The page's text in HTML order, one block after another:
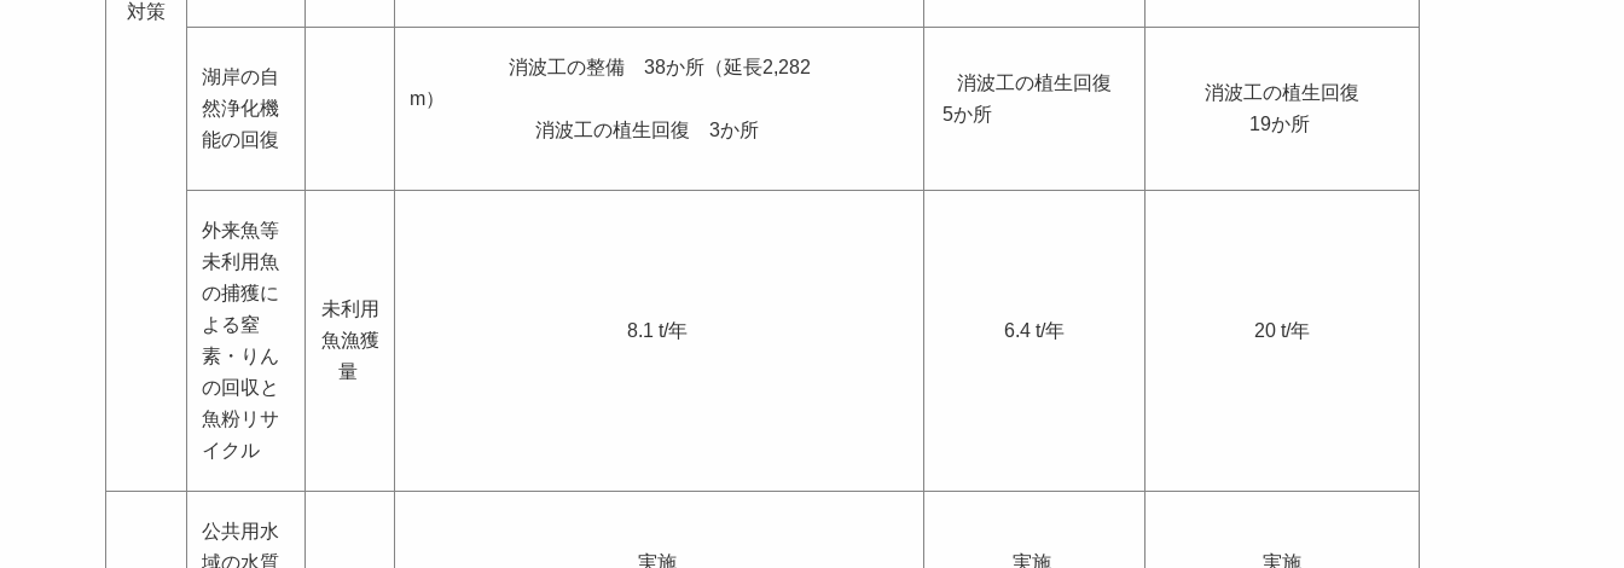
対策
湖岸の自
然浄化機
能の回復
消波工の整備 38か所（延長2,282
m）
消波工の植生回復 3か所
消波工の植生回復
5か所
消波工の植生回復
19か所
外来魚等
未利用魚
の捕獲に
よる窒
素・りん
の回収と
魚粉リサ
イクル
未利用
魚漁獲
量
8.1 t/年 6.4 t/年 20 t/年
公共用水
域の水質
実施 実施 実施